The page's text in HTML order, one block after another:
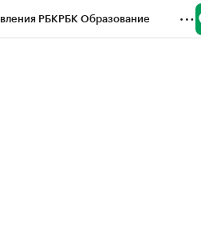
РБКРБК Образование